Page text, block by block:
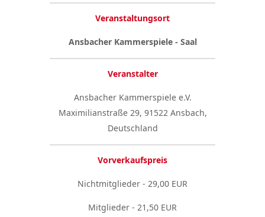
Veranstaltungsort
Ansbacher Kammerspiele - Saal
Veranstalter
Ansbacher Kammerspiele e.V.
Maximilianstraße 29, 91522 Ansbach,
Deutschland
Vorverkaufspreis
Nichtmitglieder - 29,00 EUR
Mitglieder - 21,50 EUR